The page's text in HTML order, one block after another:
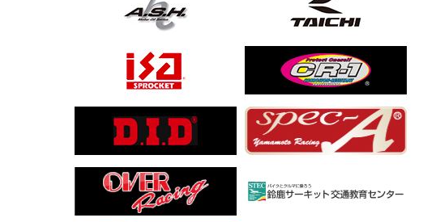
…
Super Cub(JA59)
DCT【バイク女子ツーリング】